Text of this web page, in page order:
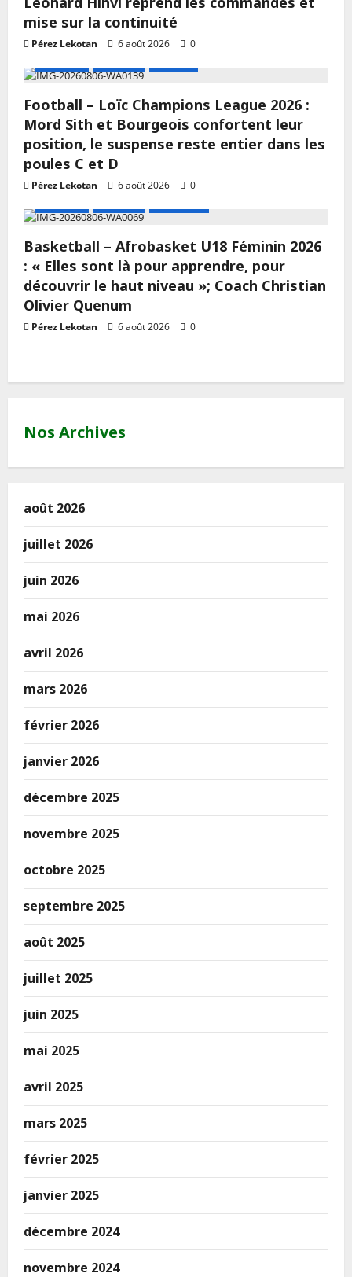
mise sur la continuité
Pérez Lekotan 6 août 2026
0
Football – Loïc Champions League 2026 :
Mord Sith et Bourgeois confortent leur
position, le suspense reste entier dans les
poules C et D
Pérez Lekotan 6 août 2026
0
Basketball – Afrobasket U18 Féminin 2026
: « Elles sont là pour apprendre, pour
découvrir le haut niveau »; Coach Christian
Olivier Quenum
Pérez Lekotan 6 août 2026 0
Nos Archives
août 2026
juillet 2026
juin 2026
mai 2026
avril 2026
mars 2026
février 2026
janvier 2026
décembre 2025
novembre 2025
octobre 2025
septembre 2025
août 2025
juillet 2025
juin 2025
mai 2025
avril 2025
mars 2025
février 2025
janvier 2025
décembre 2024
novembre 2024